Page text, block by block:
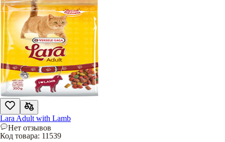
Lara Adult with Lamb
Нет отзывов
Код товара: 11539